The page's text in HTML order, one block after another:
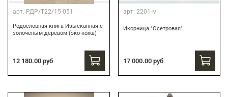
арт. РДР/Т22/15-051
Родословная книга Изысканная с
золоченым деревом (эко-кожа)
12 180.00 руб
арт. 2201-м
Икорница "Осетровая"
17 000.00 руб